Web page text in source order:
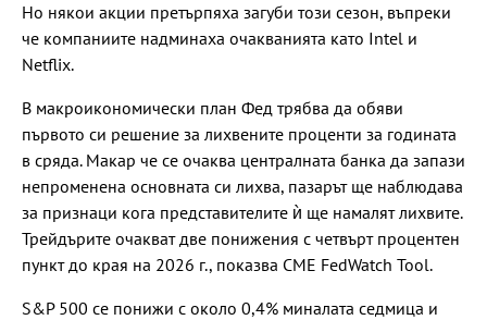
Но някои акции претърпяха загуби този сезон, въпреки
че компаниите надминаха очакванията като Intel и
Netflix.
В макроикономически план Фед трябва да обяви
първото си решение за лихвените проценти за годината
в сряда. Макар че се очаква централната банка да запази
непроменена основната си лихва, пазарът ще наблюдава
за признаци кога представителите ѝ ще намалят лихвите.
Трейдърите очакват две понижения с четвърт процентен
пункт до края на 2026 г., показва CME FedWatch Tool.
S&P 500 се понижи с около 0,4% миналата седмица и